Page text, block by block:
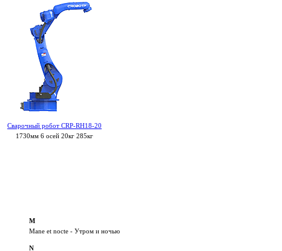
Сварочный робот CRP-RH18-20
1730мм 6 осей 20кг 285кг
M
Mane et nocte - Утром и ночью
N